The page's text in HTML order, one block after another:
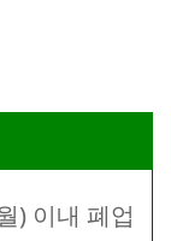
) 이내 폐업